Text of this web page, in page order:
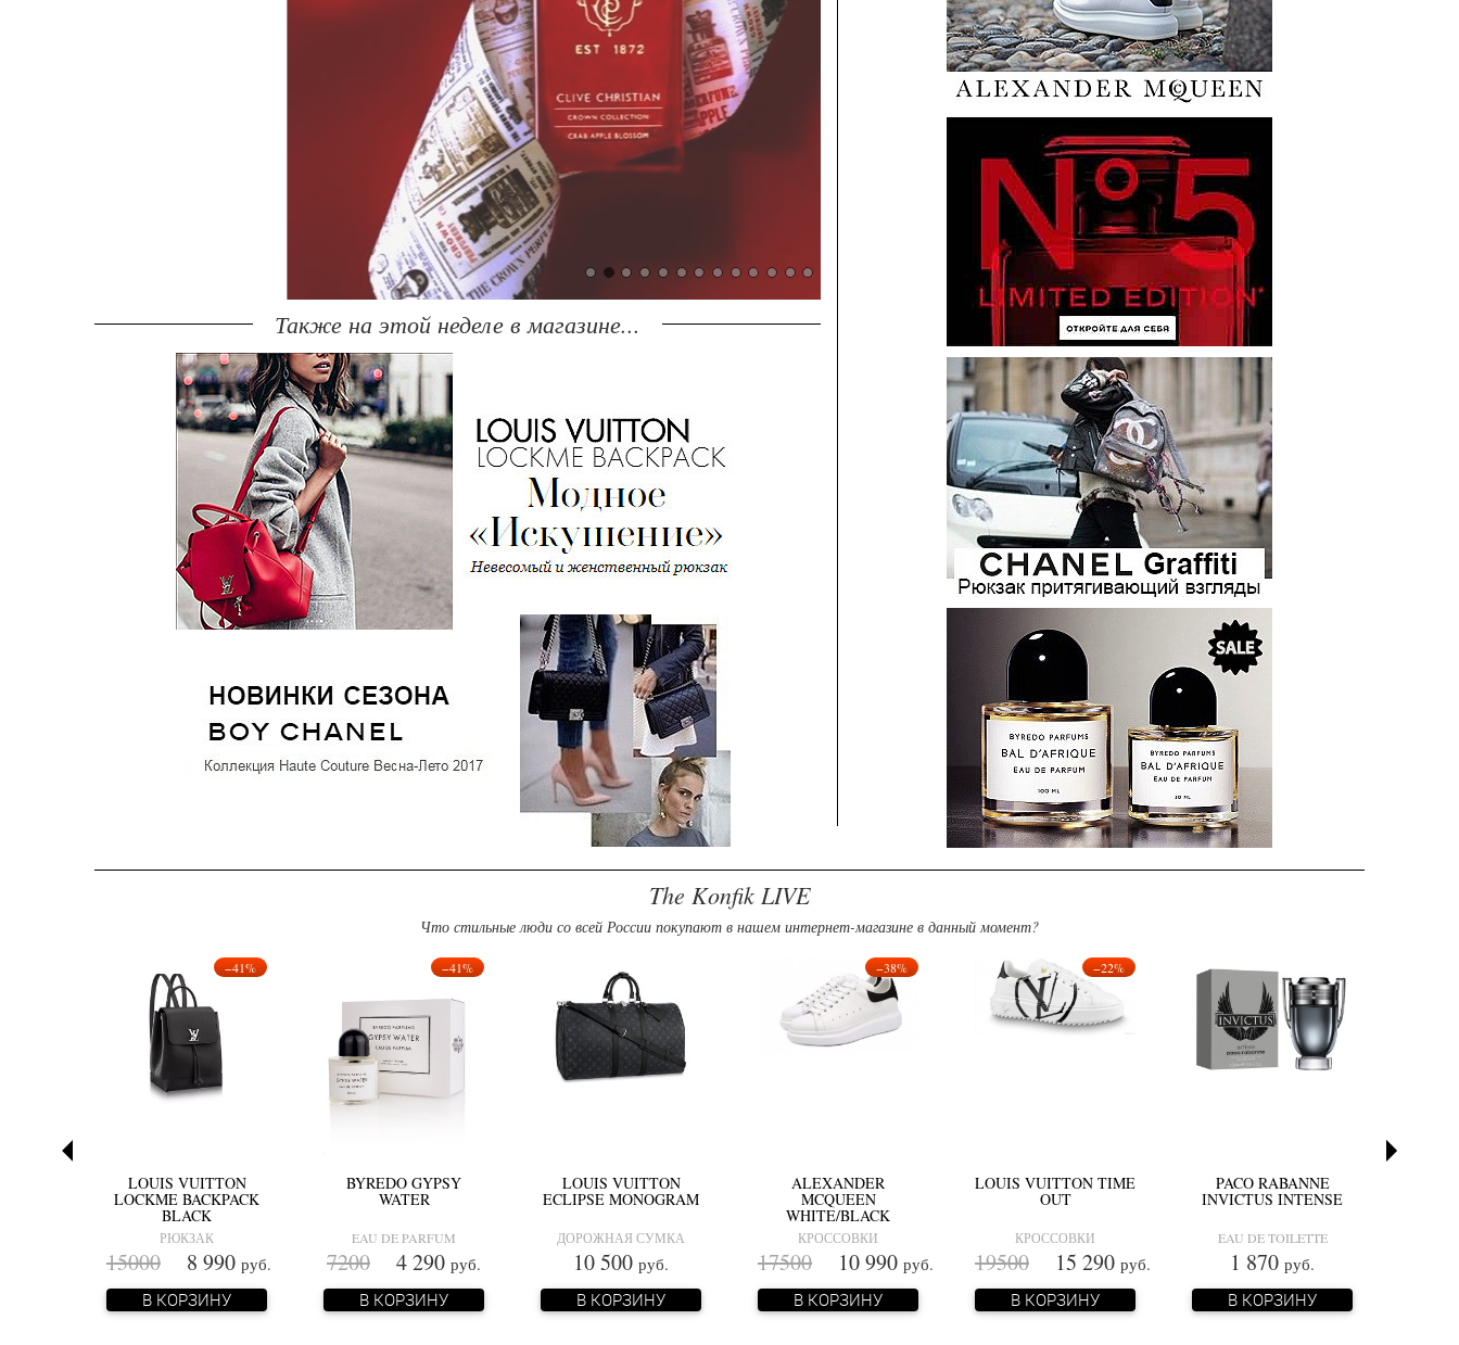
Также на этой неделе в магазине...
The Konfik LIVE
Что стильные люди со всей России покупают в нашем интернет-магазине в данный момент?
−41%
LOUIS VUITTON
LOCKME BACKPACK
BLACK
РЮКЗАК
15000 8 990 руб.
В КОРЗИНУ
−41%
BYREDO GYPSY
WATER
EAU DE PARFUM
7200 4 290 руб.
В КОРЗИНУ
LOUIS VUITTON
ECLIPSE MONOGRAM
ДОРОЖНАЯ СУМКА
10 500 руб.
В КОРЗИНУ
−38%
ALEXANDER
MCQUEEN
WHITE/BLACK
КРОССОВКИ
17500 10 990 руб.
В КОРЗИНУ
−22%
LOUIS VUITTON TIME
OUT
КРОССОВКИ
19500 15 290 руб.
В КОРЗИНУ
PACO RABANNE
INVICTUS INTENSE
EAU DE TOILETTE
1 870 руб.
В КОРЗИНУ